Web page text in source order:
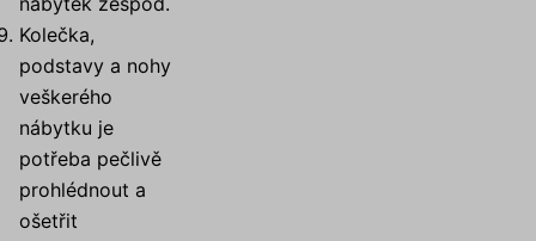
Kolečka,
podstavy a nohy
veškerého
nábytku je
potřeba pečlivě
prohlédnout a
ošetřit